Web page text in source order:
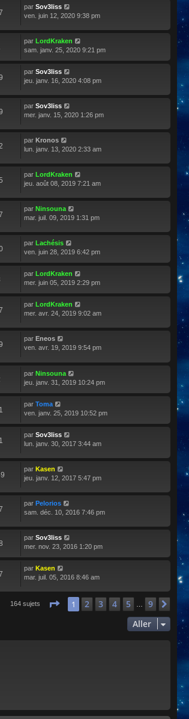
par Sov3liss
ven. juin 12, 2020 9:38 pm
par LordKraken
sam. janv. 25, 2020 9:21 pm
par Sov3liss
jeu. janv. 16, 2020 4:08 pm
par Sov3liss
mer. janv. 15, 2020 1:26 pm
par Kronos
lun. janv. 13, 2020 2:33 am
par LordKraken
jeu. août 08, 2019 7:21 am
par Ninsouna
mar. juil. 09, 2019 1:31 pm
par Lachésis
ven. juin 28, 2019 6:42 pm
par LordKraken
mer. juin 05, 2019 2:29 pm
par LordKraken
mer. avr. 24, 2019 9:02 am
par Eneos
ven. avr. 19, 2019 9:54 pm
par Ninsouna
jeu. janv. 31, 2019 10:24 pm
par Toma
ven. janv. 25, 2019 10:52 pm
par Sov3liss
lun. janv. 30, 2017 3:44 am
par Kasen
jeu. janv. 12, 2017 5:47 pm
par Pelorios
sam. déc. 10, 2016 7:46 pm
par Sov3liss
mer. nov. 23, 2016 1:20 pm
par Kasen
mar. juil. 05, 2016 8:46 am
164 sujets Page 1sur
1 2 3 4 5 9
Aller